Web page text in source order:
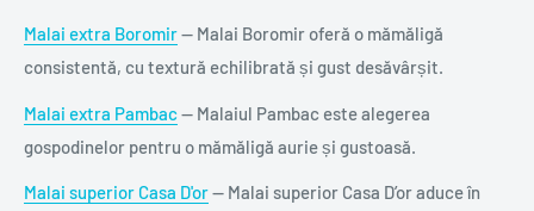
Malai extra Boromir— Malai Boromir oferă o mămăligă
consistentă, cu textură echilibrată și gust desăvârșit.
Malai extra Pambac— Malaiul Pambac este alegerea
gospodinelor pentru o mămăligă aurie și gustoasă.
Malai superior Casa D'or— Malai superior Casa D’or aduce în